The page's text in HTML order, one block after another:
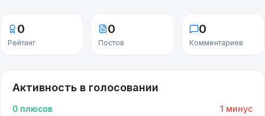
0
Рейтинг
0
Постов
0
Комментариев
Активность в голосовании
0 плюсов 1 минус